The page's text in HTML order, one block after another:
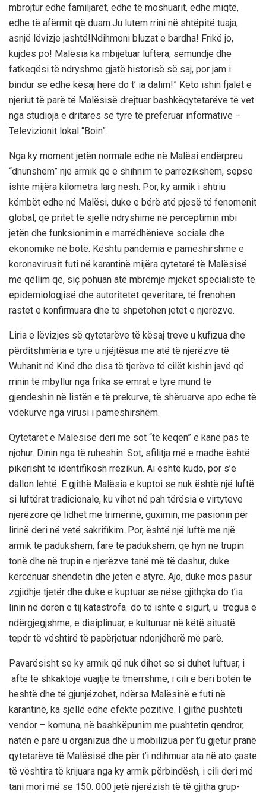
mbrojtur edhe familjarët, edhe të moshuarit, edhe miqtë,
edhe të afërmit që duam.Ju lutem rrini në shtëpitë tuaja,
asnjë lëvizje jashtë! Ndihmoni bluzat e bardha! Frikë jo,
kujdes po! Malësia ka mbijetuar luftëra, sëmundje dhe
fatkeqësi të ndryshme gjatë historisë së saj, por jam i
bindur se edhe kësaj herë do t’ ia dalim!” Këto ishin fjalët e
njeriut të parë të Malësisë drejtuar bashkëqytetarëve të vet
nga studioja e dritares së tyre të preferuar informative –
Televizionit lokal “Boin”.
Nga ky moment jetën normale edhe në Malësi endërpreu
“dhunshëm” një armik që e shihnim të parrezikshëm, sepse
ishte mijëra kilometra larg nesh. Por, ky armik i shtriu
këmbët edhe në Malësi, duke e bërë atë pjesë të fenomenit
global, që pritet të sjellë ndryshime në perceptimin mbi
jetën dhe funksionimin e marrëdhënieve sociale dhe
ekonomike në botë. Kështu pandemia e pamëshirshme e
koronavirusit futi në karantinë mijëra qytetarë të Malësisë
me qëllim që, siç pohuan atë mbrëmje mjekët specialistë të
epidemiologjisë dhe autoritetet qeveritare, të frenohen
rastet e konfirmuara dhe të shpëtohen jetët e njerëzve.
Liria e lëvizjes së qytetarëve të kësaj treve u kufizua dhe
përditshmëria e tyre u njëjtësua me atë të njerëzve të
Wuhanit në Kinë dhe disa të tjerëve të cilët kishin javë që
rrinin të mbyllur nga frika se emrat e tyre mund të
gjendeshin në listën e të prekurve, të shëruarve apo edhe të
vdekurve nga virusi i pamëshirshëm.
Qytetarët e Malësisë deri më sot “të keqen” e kanë pas të
njohur. Dinin nga të ruheshin. Sot, sfilitja më e madhe është
pikërisht të identifikosh rrezikun. Ai është kudo, por s’e
dallon lehtë. E gjithë Malësia e kuptoi se nuk është një luftë
si luftërat tradicionale, ku vihet në pah tërësia e virtyteve
njerëzore që lidhet me trimërinë, guximin, me pasionin për
lirinë deri në vetë sakrifikim. Por, është një luftë me një
armik të padukshëm, fare të padukshëm, që hyn në trupin
tonë dhe në trupin e njerëzve tanë më të dashur, duke
kërcënuar shëndetin dhe jetën e atyre. Ajo, duke mos pasur
zgjidhje tjetër dhe duke e kuptuar se nëse gjithçka do t’ia
linin në dorën e tij katastrofa do të ishte e sigurt, u tregua e
ndërgjegjshme, e disiplinuar, e kulturuar në këtë situatë
tepër të vështirë të papërjetuar ndonjëherë më parë.
Pavarësisht se ky armik që nuk dihet se si duhet luftuar, i
aftë të shkaktojë vuajtje të tmerrshme, i cili e bëri botën të
heshtë dhe të gjunjëzohet, ndërsa Malësinë e futi në
karantinë, ka sjellë edhe efekte pozitive.
I gjithë pushteti
vendor – komuna, në bashkëpunim me pushtetin qendror,
natën e parë u organizua dhe u mobilizua për t’u gjetur pranë
qytetarëve të Malësisë dhe për t’i ndihmuar ata në ato çaste
të vështira të krijuara nga ky armik përbindësh, i cili deri më
tani mori më se 150. 000 jetë njerëzish të të gjitha grup-